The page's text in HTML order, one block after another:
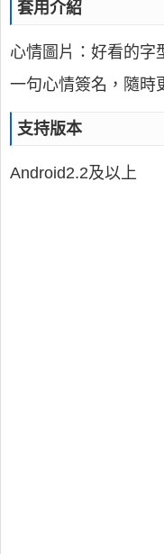
套用介紹
心情圖片：好看的字
一句心情簽名，隨時
支持版本
Android2.2及以上